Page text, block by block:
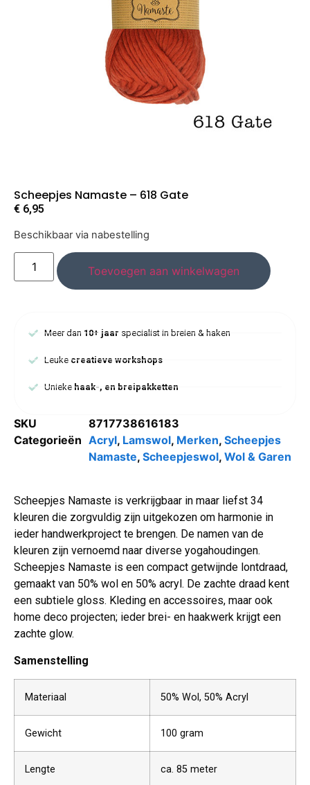
Scheepjes Namaste – 618 Gate
€ 6,95
Beschikbaar via nabestelling
Toevoegen aan winkelwagen
Meer dan 10+ jaar specialist in breien & haken
Leuke creatieve workshops
Uniekehaak-, en breipakketten
SKU
8717738616183
Categorieën Acryl, Lamswol, Merken, Scheepjes
Namaste, Scheepjeswol, Wol & Garen
Scheepjes Namaste is verkrijgbaar in maar liefst 34
kleuren die zorgvuldig zijn uitgekozen om harmonie in
ieder handwerkproject te brengen. De namen van de
kleuren zijn vernoemd naar diverse yogahoudingen.
Scheepjes Namaste is een compact getwijnde lontdraad,
gemaakt van 50% wol en 50% acryl. De zachte draad kent
een subtiele gloss. Kleding en accessoires, maar ook
home deco projecten; ieder brei- en haakwerk krijgt een
zachte glow.
Samenstelling
Materiaal 50% Wol, 50% Acryl
Gewicht 100 gram
Lengte ca. 85 meter